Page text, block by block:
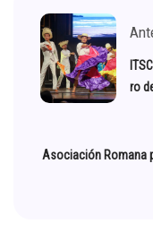
ro
Asociación Romana